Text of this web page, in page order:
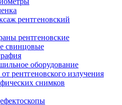
рентгеновский
рентгеновские
свинцовые
оборудование
рентгеновского излучения
снимков